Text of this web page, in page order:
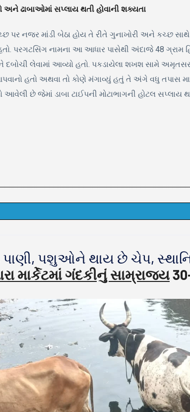
ઢાબાઓમાં સપ્લાય થતી હોવાની શક્યતા
પર નજર માંડી બેઠા હોય તે રીતે ગુનાખોરી અને કચ્છ
પરગટસિંગ નામના આ આધાર પાસેથી અંદાજે 48 ગ્રામ
દબોચી લેવામાં આવ્યો હતો. પકડાયેલા શખશ સામે
હતો અથવા તો કોણે મંગાવ્યું હતું તે અંગે વધુ તપાસ માટે
છે જેમાં ડાબા ટાઈપની મોટાભાગની હોટલ સપ્લાય
પાણી, પશુઓને થાય છે ચેપ,
માર્કેટમાં ગંદકીનું સામ્રાજ્ય